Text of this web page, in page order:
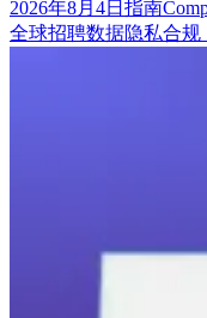
2026年8月4日 指南
全球招聘数据隐私合